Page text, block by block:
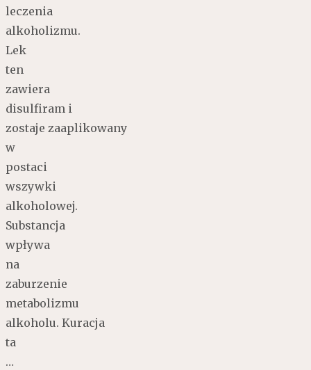
leczenia
alkoholizmu.
Lek
ten
zawiera
disulfiram i
zostaje zaaplikowany
w
postaci
wszywki
alkoholowej.
Substancja
wpływa
na
zaburzenie
metabolizmu
alkoholu. Kuracja
ta
…